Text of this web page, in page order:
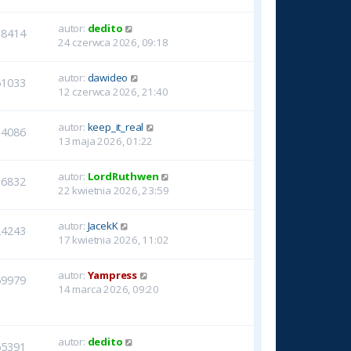
autor: dedito
24 czerwca 2026, 09:18
autor: dawideo
12 czerwca 2026, 21:40
autor: keep_it_real
13 maja 2026, 01:22
autor: LordRuthwen
22 kwietnia 2026, 23:59
autor: JacekK
17 kwietnia 2026, 11:02
autor: Yampress
14 marca 2026, 09:20
autor: dedito